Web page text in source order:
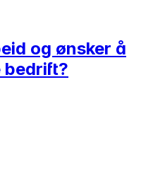
og ønsker å
bedrift?